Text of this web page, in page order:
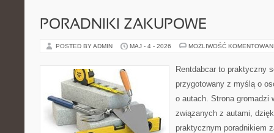
PORADNIKI ZAKUPOWE
POSTED BY ADMIN MAJ - 4 - 2026 MOŻLIWOŚĆ
Rentdabcar to praktyczny
przygotowany z myślą o
o autach. Strona gromadzi
związanych z autami,
praktycznym poradnikiem